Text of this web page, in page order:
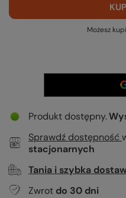
Możesz
Produkt dostępny
Sprawdź dostępność
stacjonarnych
Tania i szybka
Zwrot do 30 dni